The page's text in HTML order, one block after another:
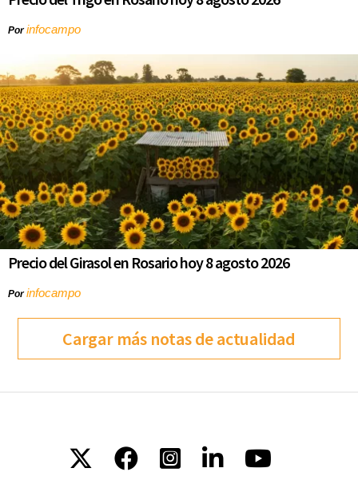
Porinfocampo
Precio del Girasol en Rosario hoy 8 agosto 2026
Porinfocampo
Cargar más notas de actualidad